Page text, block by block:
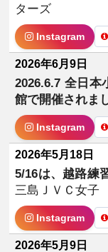
ターズ
Instagram
2026年6月9日
2026.6.7 全日本
館で開催されま
Instagram
2026年5月18日
5/16は、越路練
三島ＪＶＣ女子
Instagram
2026年5月9日